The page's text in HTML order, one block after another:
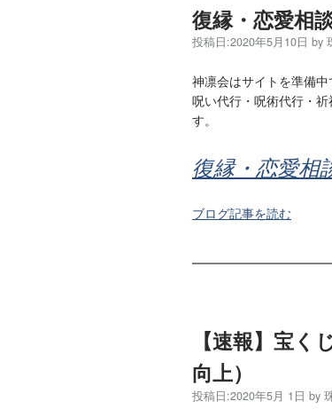
復縁・恋愛相
投稿日:2020年5月10日 by
神凛会はサイトを準備中
呪い代行・呪術代行・
す。
復縁・恋愛相
ブログ記事を読む
【速報】宝
向上）
投稿日:2020年5月 1日 by